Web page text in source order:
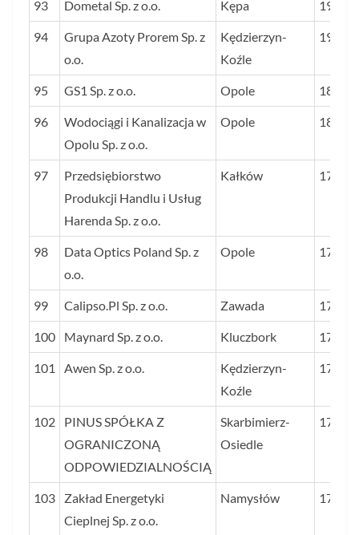
93 Dometal Sp. z o.o. Kępa 191
94
Grupa Azoty Prorem Sp. z
o.o.
Kędzierzyn-
Koźle
190
95 GS1 Sp. z o.o. Opole 188
96
Wodociągi i Kanalizacja w
Opolu Sp. z o.o.
Opole 181
97
Przedsiębiorstwo
Produkcji Handlu i Usług
Harenda Sp. z o.o.
Kałków 178
98
Data Optics Poland Sp. z
o.o.
Opole 175
99 Calipso.Pl Sp. z o.o. Zawada 175
100 Maynard Sp. z o.o. Kluczbork 174
101 Awen Sp. z o.o.
Kędzierzyn-
Koźle
173
102
PINUS SPÓŁKA Z
OGRANICZONĄ
ODPOWIEDZIALNOŚCIĄ
Skarbimierz-
Osiedle
172
103
Zakład Energetyki
Cieplnej Sp. z o.o.
Namysłów 171